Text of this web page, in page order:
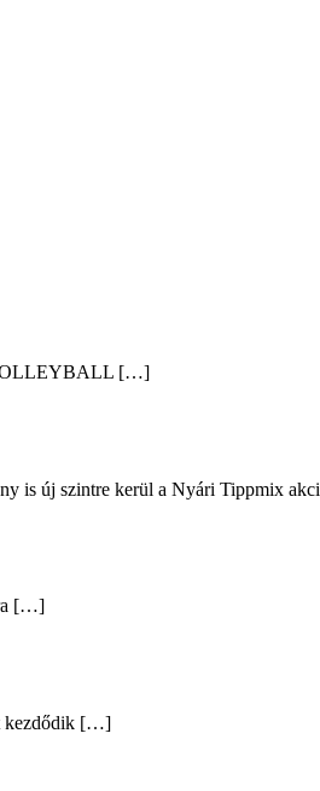
VOLLEYBALL […]
is új szintre kerül a Nyári Tippmix
[…]
kezdődik […]